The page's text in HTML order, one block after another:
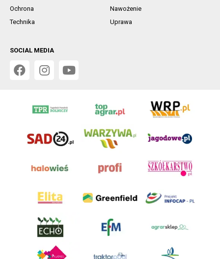
Ochrona
Nawożenie
Technika
Uprawa
SOCIAL MEDIA